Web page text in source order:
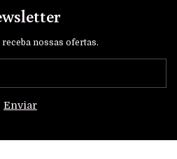
receba nossas ofertas.